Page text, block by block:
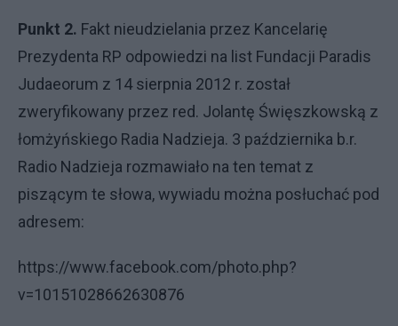
Punkt 2. Fakt nieudzielania przez Kancelarię
Prezydenta RP odpowiedzi na list Fundacji Paradis
Judaeorum z 14 sierpnia 2012 r. został
zweryfikowany przez red. Jolantę Święszkowską z
łomżyńskiego Radia Nadzieja. 3 października b.r.
Radio Nadzieja rozmawiało na ten temat z
piszącym te słowa, wywiadu można posłuchać pod
adresem:
https://www.facebook.com/photo.php?
v=10151028662630876